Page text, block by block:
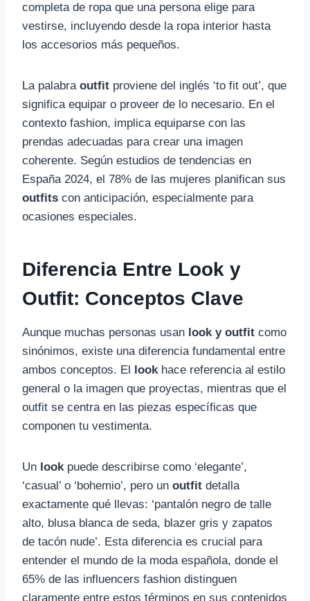
completa de ropa que una persona elige para
vestirse, incluyendo desde la ropa interior hasta
los accesorios más pequeños.
La palabra outfit proviene del inglés ‘to fit out’, que
significa equipar o proveer de lo necesario. En el
contexto fashion, implica equiparse con las
prendas adecuadas para crear una imagen
coherente. Según estudios de tendencias en
España 2024, el 78% de las mujeres planifican sus
outfits con anticipación, especialmente para
ocasiones especiales.
Diferencia Entre Look y
Outfit: Conceptos Clave
Aunque muchas personas usan look y outfit como
sinónimos, existe una diferencia fundamental entre
ambos conceptos. El lookhace referencia al estilo
general o la imagen que proyectas, mientras que el
outfit se centra en las piezas específicas que
componen tu vestimenta.
Un lookpuede describirse como ‘elegante’,
‘casual’ o ‘bohemio’, pero un outfit detalla
exactamente qué llevas: ‘pantalón negro de talle
alto, blusa blanca de seda, blazer gris y zapatos
de tacón nude’. Esta diferencia es crucial para
entender el mundo de la moda española, donde el
65% de las influencers fashion distinguen
claramente entre estos términos en sus contenidos